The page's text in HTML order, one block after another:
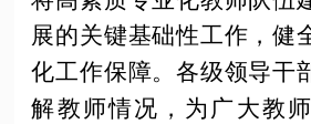
展的关键基础性工作，健
化工作保障。各级领导干
解教师情况，为广大教